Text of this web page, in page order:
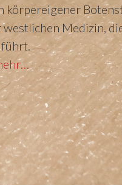
körpereigener
westlichen Medizin,